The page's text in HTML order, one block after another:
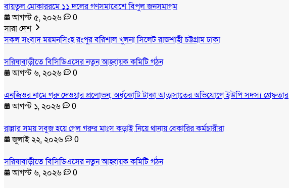
বায়তুল মোকাররমে ১১ দলের গণসমাবেশে বিপুল জনসমাগম
আগস্ট ৫, ২০২৬
0
সারা দেশ
সকল সংবাদময়মনসিংহরংপুরবরিশালখুলনাসিলেটরাজশাহীচট্টগ্রামঢাকা
সরিষাবাড়ীতে বিসিডিএসের নতুন আহ্বায়ক কমিটি গঠন
আগস্ট ৬, ২০২৬
0
এনজিওর নামে গরু দেওয়ার প্রলোভন, অর্ধকোটি টাকা আত্মসাতের অভিযোগে ইউপি সদস্য গ্রেফতার
আগস্ট ১, ২০২৬
0
রান্নার সময় সবুজ হয়ে গেল গরুর মাংস কড়াই নিয়ে থানায় বেকারির কর্মচারীরা
জুলাই ২২, ২০২৬
0
সরিষাবাড়ীতে বিসিডিএসের নতুন আহ্বায়ক কমিটি গঠন
আগস্ট ৬, ২০২৬
0